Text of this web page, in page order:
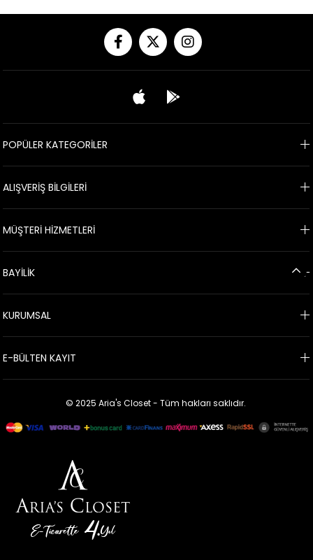
POPÜLER KATEGORİLER
ALIŞVERİŞ BİLGİLERİ
MÜŞTERİ HİZMETLERİ
BAYİLİK
KURUMSAL
E-BÜLTEN KAYIT
© 2025 Aria's Closet - Tüm hakları saklıdır.